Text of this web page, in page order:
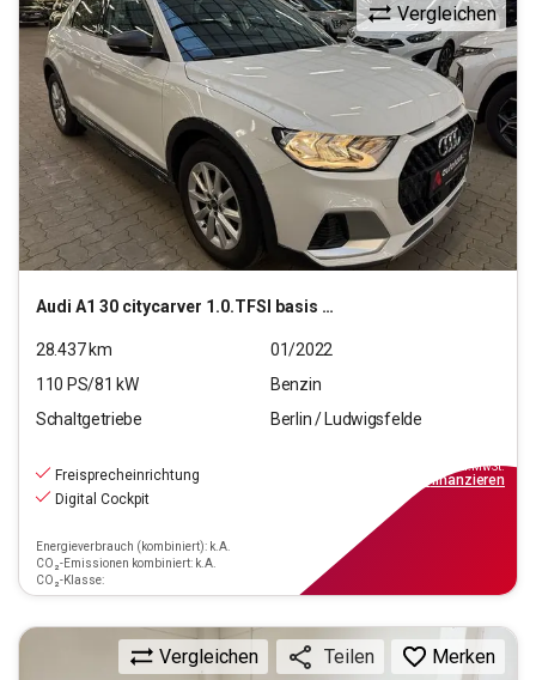
Audi A1 30 citycarver 1.0.TFSI basis (EURO 6d)
Vergleichen
28.437km
01/2022
110 PS/81 kW
Benzin
Schaltgetriebe
Berlin / Ludwigsfelde
Freisprecheinrichtung
Digital Cockpit
Energieverbrauch (kombiniert): k.A.
CO₂-Emissionen kombiniert: k.A.
CO₂-Klasse:
inkl.MwSt.
finanzieren
Vergleichen Teilen Merken